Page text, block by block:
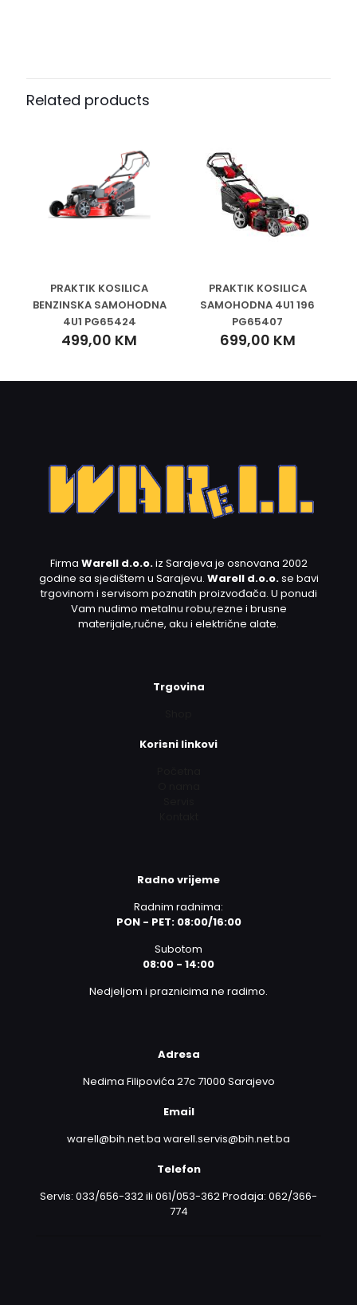
Related products
PRAKTIK KOSILICA
BENZINSKA SAMOHODNA
4U1 PG65424
499,00 KM
PRAKTIK KOSILICA
SAMOHODNA 4U1 196
PG65407
699,00 KM
Firma Warell d.o.o.iz Sarajeva je osnovana 2002
godine sa sjedištem u Sarajevu. Warell d.o.o.se bavi
trgovinom i servisom poznatih proizvođača. U ponudi
Vam nudimo metalnu robu,rezne i brusne
materijale,ručne, aku i električne alate.
Trgovina
Korisni linkovi
Radno vrijeme
Radnim radnima:
PON - PET: 08:00/16:00
Subotom
08:00 - 14:00
Nedjeljom i praznicima ne radimo.
Adresa
Nedima Filipovića 27c 71000 Sarajevo
Email
warell@bih.net.ba warell.servis@bih.net.ba
Telefon
Servis: 033/656-332 ili 061/053-362 Prodaja: 062/366-
774